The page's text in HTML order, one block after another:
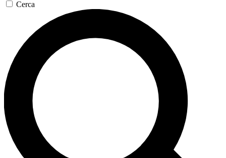
Cerca